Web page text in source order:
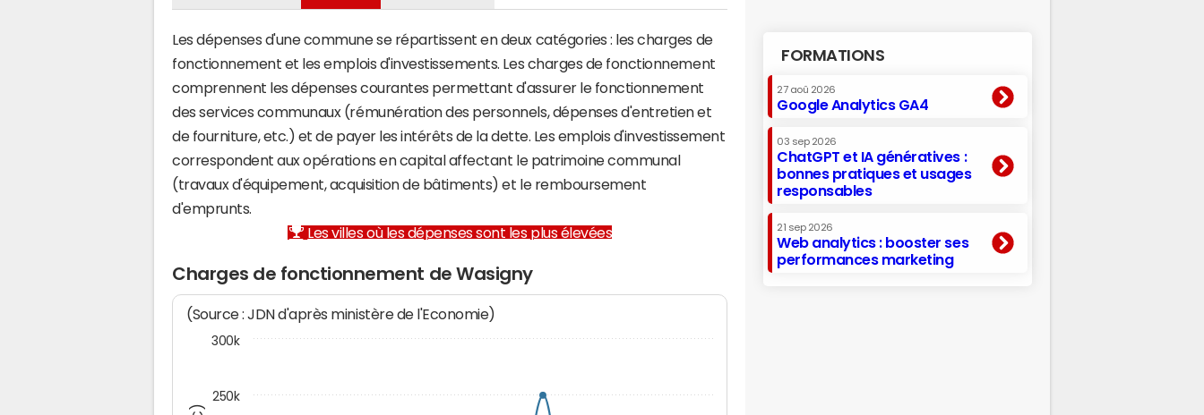
Les dépenses d'une commune se répartissent en deux catégories : les charges de
fonctionnement et les emplois d'investissements. Les charges de fonctionnement
comprennent les dépenses courantes permettant d'assurer le fonctionnement
des services communaux (rémunération des personnels, dépenses d'entretien et
de fourniture, etc.) et de payer les intérêts de la dette. Les emplois d'investissement
correspondent aux opérations en capital affectant le patrimoine communal
(travaux d'équipement, acquisition de bâtiments) et le remboursement
d'emprunts.
Les villes où les dépenses sont les plus élevées
Charges de fonctionnement de Wasigny
(Source : JDN d'après ministère de l'Economie)
250k
300k
FORMATIONS
27 aoû 2026
Google Analytics GA4
03 sep 2026
ChatGPT et IA génératives :
bonnes pratiques et usages
responsables
21 sep 2026
Web analytics : booster ses
performances marketing